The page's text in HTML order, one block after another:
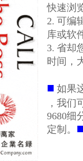
快速浏
2. 可编
库或软
3. 省却
时间，
■ 如果
，我们
9680细
定制。 ■